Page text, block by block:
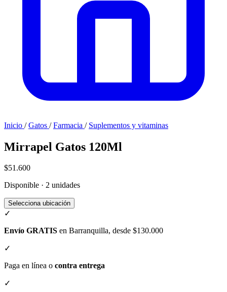
Inicio / Gatos / Farmacia / Suplementos y vitaminas
Mirrapel Gatos 120Ml
$51.600
Disponible · 2 unidades
Selecciona ubicación
✓
Envío GRATIS en Barranquilla, desde $130.000
✓
Paga en línea o contra entrega
✓